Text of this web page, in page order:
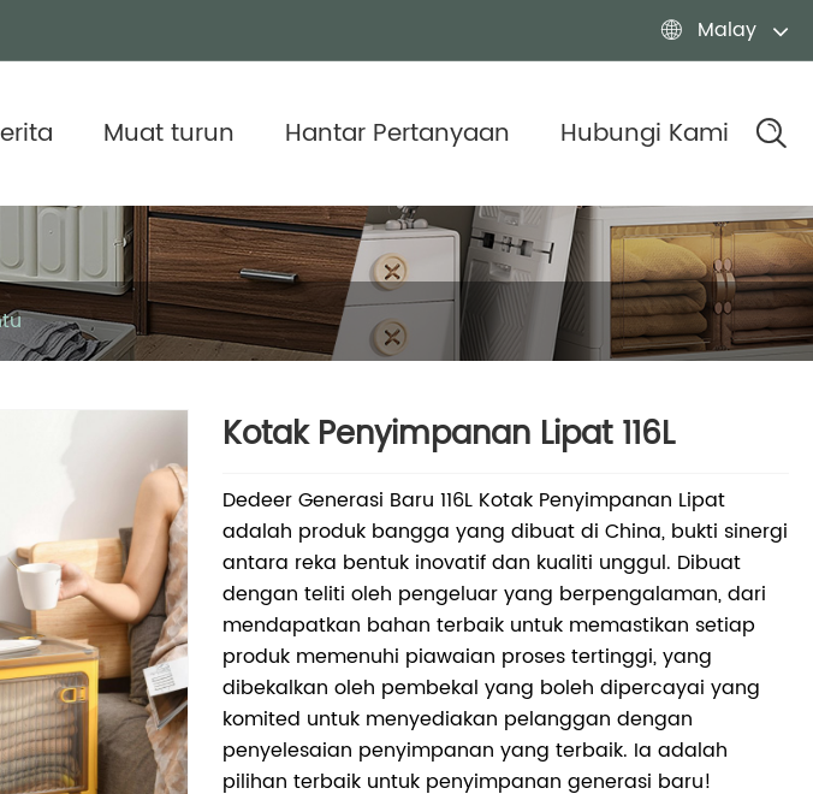
 Malay
Muat turun Hantar Pertanyaan Hubungi Kami
Kotak Penyimpanan Lipat 116L
Dedeer Generasi Baru 116L Kotak Penyimpanan Lipat
adalah produk bangga yang dibuat di China, bukti sinergi
antara reka bentuk inovatif dan kualiti unggul. Dibuat
dengan teliti oleh pengeluar yang berpengalaman, dari
mendapatkan bahan terbaik untuk memastikan setiap
produk memenuhi piawaian proses tertinggi, yang
dibekalkan oleh pembekal yang boleh dipercayai yang
komited untuk menyediakan pelanggan dengan
penyelesaian penyimpanan yang terbaik. Ia adalah
pilihan terbaik untuk penyimpanan generasi baru!